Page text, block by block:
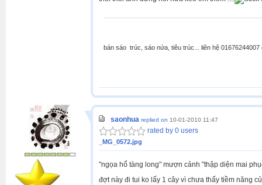
bán sáo trúc, sáo nứa, tiêu trúc... liên hệ 01676244007
saonhua replied on 10-01-2010 11:47
rated by 0 users
_MG_0572.jpg
"ngọa hổ tàng long" mượn cảnh "thập diện mai
đợt này đi tui ko lấy 1 cây vì chưa thấy tiềm năng